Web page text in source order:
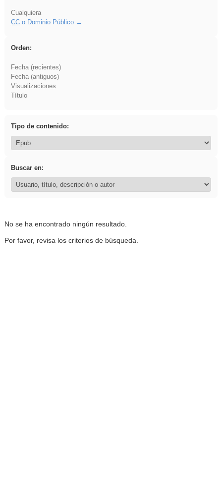
Cualquiera
CCo Dominio Público
Orden:
Fecha (recientes)
Fecha (antiguos)
Visualizaciones
Título
Tipo de contenido:
Buscar en:
No se ha encontrado ningún resultado.
Por favor, revisa los criterios de búsqueda.